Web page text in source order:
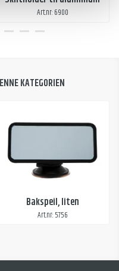
Art.nr: 6900
KATEGORIEN
Bakspeil, liten
Art.nr: 5756